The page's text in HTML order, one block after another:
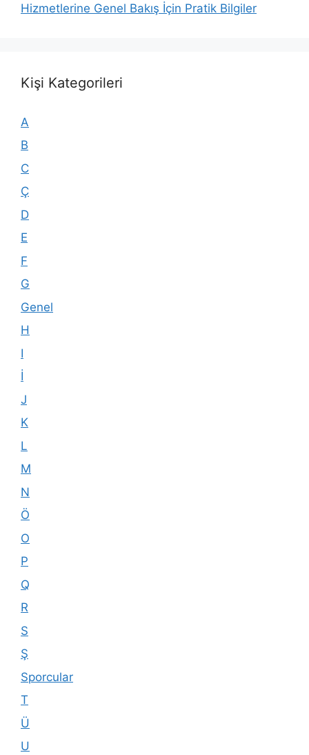
Hizmetlerine Genel Bakış İçin Pratik Bilgiler
Kişi Kategorileri
A
B
C
Ç
D
E
F
G
Genel
H
I
İ
J
K
L
M
N
Ö
O
P
Q
R
S
Ş
Sporcular
T
Ü
U